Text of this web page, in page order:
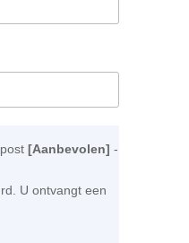
[Aanbevolen] -
U ontvangt een